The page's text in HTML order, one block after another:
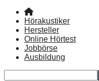
Hörakustiker
Hersteller
Online Hörtest
Jobbörse
Ausbildung